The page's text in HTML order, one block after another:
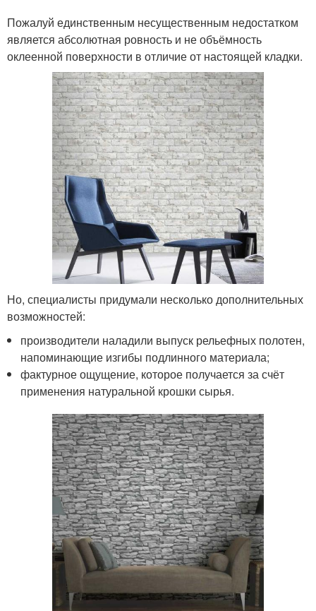
Пожалуй единственным несущественным недостатком
является абсолютная ровность и не объёмность
оклеенной поверхности в отличие от настоящей кладки.
Но, специалисты придумали несколько дополнительных
возможностей:
производители наладили выпуск рельефных полотен,
напоминающие изгибы подлинного материала;
фактурное ощущение, которое получается за счёт
применения натуральной крошки сырья.